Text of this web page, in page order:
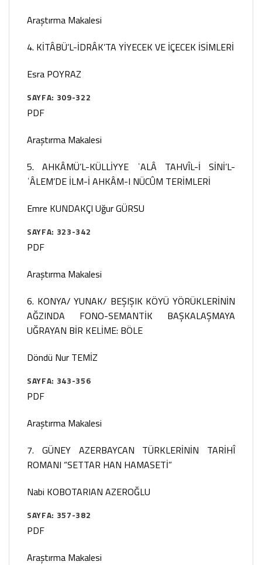
Araştırma Makalesi
4. KİTÂBÜ’L-İDRÂK’TA YİYECEK VE İÇECEK İSİMLERİ
Esra POYRAZ
SAYFA: 309-322
PDF
Araştırma Makalesi
5. AHKÂMÜ’L-KÜLLİYYE ʿALÂ TAHVÎL-İ SİNİ’L-
ʿÂLEM’DE İLM-İ AHKÂM-I NÜCÛM TERİMLERİ
Emre KUNDAKÇI Uğur GÜRSU
SAYFA: 323-342
PDF
Araştırma Makalesi
6. KONYA/ YUNAK/ BEŞIŞIK KÖYÜ YÖRÜKLERİNİN
AĞZINDA FONO-SEMANTİK BAŞKALAŞMAYA
UĞRAYAN BİR KELİME: BÖLE
Döndü Nur TEMİZ
SAYFA: 343-356
PDF
Araştırma Makalesi
7. GÜNEY AZERBAYCAN TÜRKLERİNİN TARİHÎ
ROMANI “SETTAR HAN HAMASETİ”
Nabi KOBOTARIAN AZEROĞLU
SAYFA: 357-382
PDF
Araştırma Makalesi